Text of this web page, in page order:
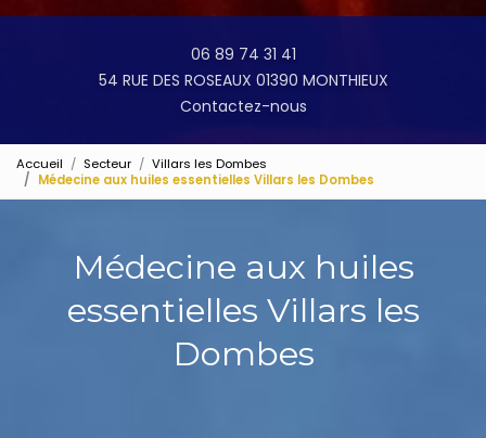
06 89 74 31 41
54 RUE DES ROSEAUX 01390 MONTHIEUX
Contactez-nous
Accueil Secteur
Villars les Dombes
Médecine aux huiles essentielles Villars les Dombes
Médecine aux huiles
essentielles Villars les
Dombes